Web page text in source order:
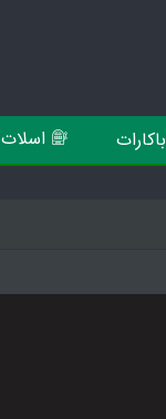
باکارات اسلات